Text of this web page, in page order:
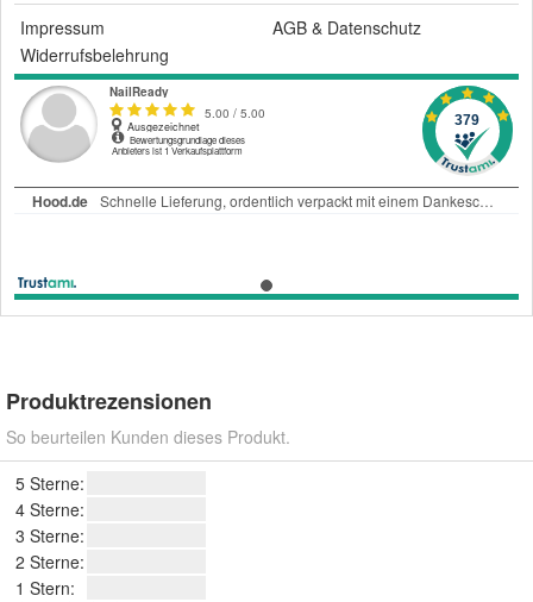
Impressum
AGB & Datenschutz
Widerrufsbelehrung
Produktrezensionen
So beurteilen Kunden dieses Produkt.
5 Sterne:
4 Sterne:
3 Sterne:
2 Sterne:
1 Stern: